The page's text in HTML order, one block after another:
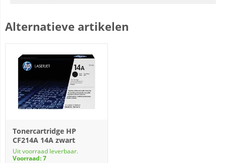
Alternatieve artikelen
Tonercartridge HP
CF214A 14A zwart
Uit voorraad leverbaar.
Voorraad: 7